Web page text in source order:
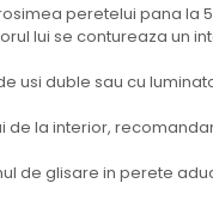
peretelui pana la
lui se contureaza un
usi duble sau cu
de la interior,
de glisare in perete